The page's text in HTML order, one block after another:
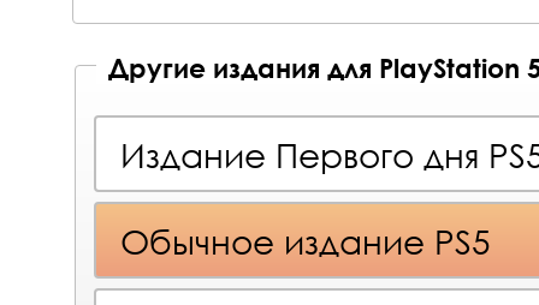
Другие издания для PlayStation
Издание Первого дня
Обычное издание PS5